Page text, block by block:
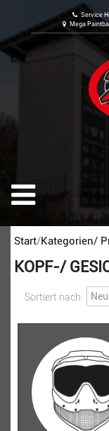
Service
Mega
Start Kategorien/
KOPF-/
Sortiert nach: